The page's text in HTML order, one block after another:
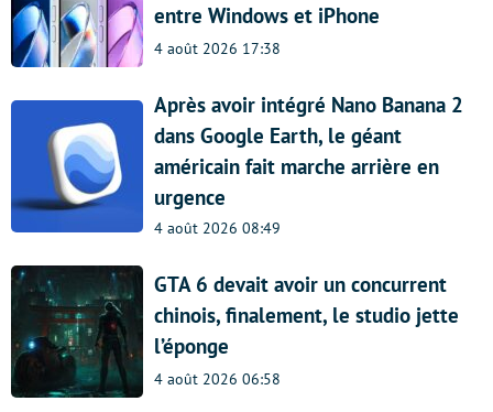
entre Windows et iPhone
4 août 2026 17:38
Après avoir intégré Nano Banana 2
dans Google Earth, le géant
américain fait marche arrière en
urgence
4 août 2026 08:49
GTA 6 devait avoir un concurrent
chinois, finalement, le studio jette
l’éponge
4 août 2026 06:58